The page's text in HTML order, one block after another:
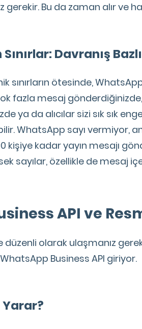
gerekir. Bu da zaman alır ve
Davranış
sınırların ötesinde,
fazla mesaj gönderdiğinizde,
ya da alıcılar sizi sık sık
WhatsApp sayı vermiyor,
kişiye kadar yayın mesajı
sayılar, özellikle de mesaj
API ve
düzenli olarak ulaşmanız
Business API giriyor.
Yarar?